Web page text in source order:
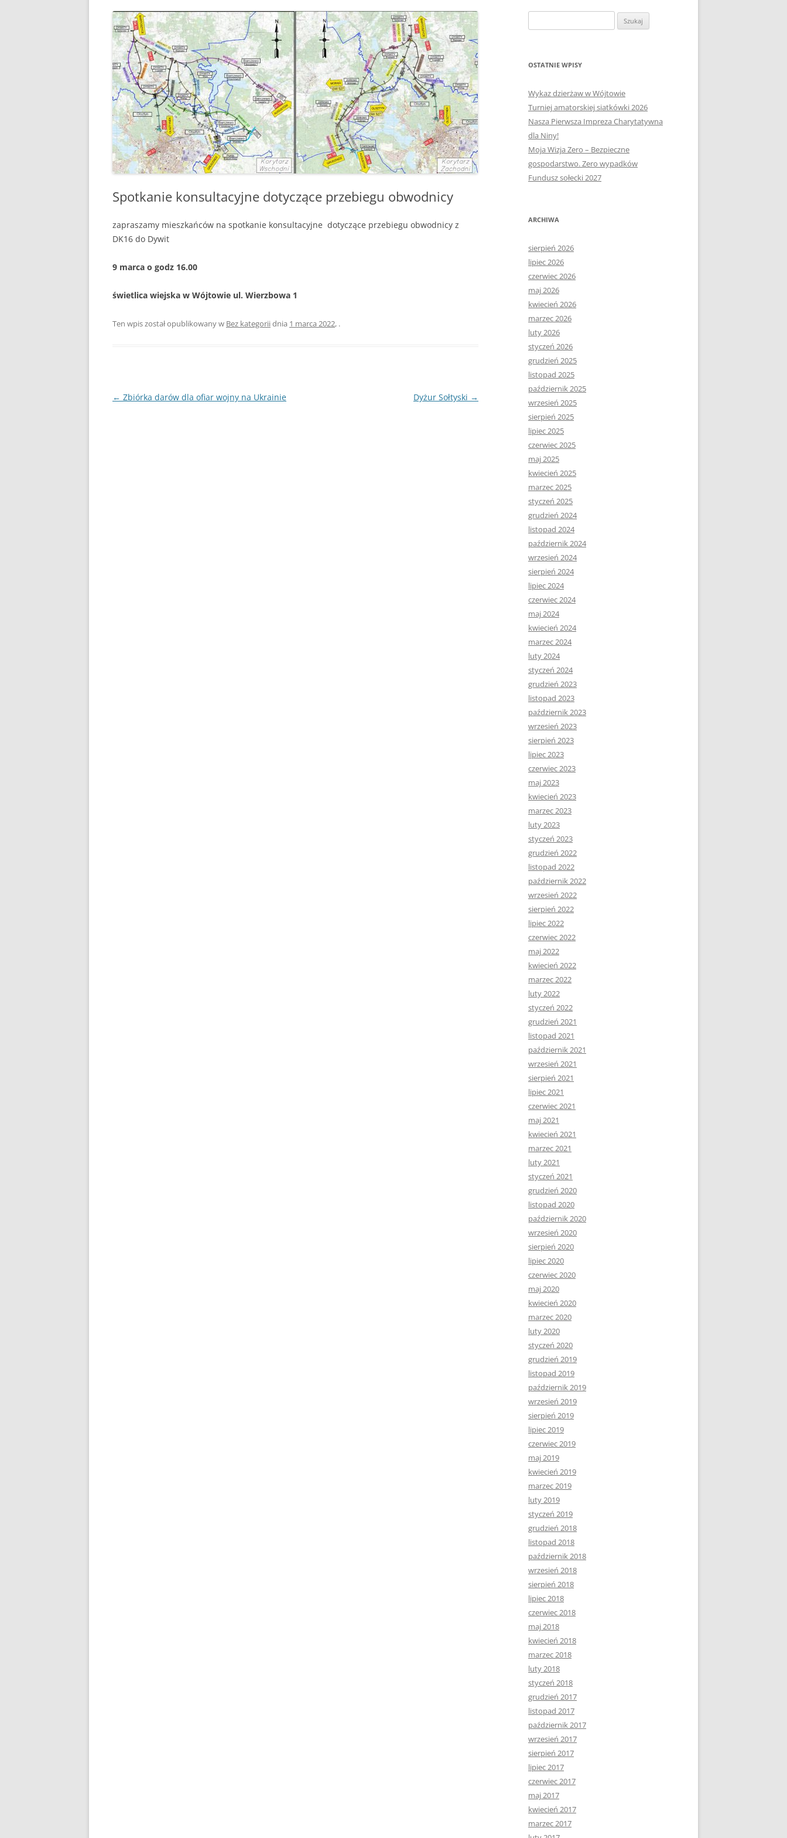
PLAN ODNOWY WÓJTOWA
WYKAZ TELEFONÓW
ZAKŁAD USŁUG KOMUNALNYCH
SCHRONISKO W TOMARYNACH
WÓJTOWIE
WÓJTOWO PO RAZ DRUGI
ODKRYTE
KOŚCIUSZKOWCY Z WÓJTOWA
SIÓDMY ŻOŁNIERZ
…ALE NA GROCHÓWKĘ
POJECHALIŚMY
E-MAPA BARCZEWA
SOŁECTWO NIKIELKOWO
Spotkanie konsultacyjne dotyczące przebiegu obwodnicy
zapraszamy mieszkańców na spotkanie konsultacyjne dotyczące przebiegu obwodnicy z
DK16 do Dywit
9 marca o godz 16.00
świetlica wiejska w Wójtowie ul. Wierzbowa 1
Ten wpis został opublikowany w Bez kategoriidnia 1 marca 2022, .
Nawigacja
← Zbiórka darów dla ofiar wojny na Ukrainie Dyżur Sołtyski →
OSTATNIE WPISY
Wykaz dzierżaw w Wójtowie
Turniej amatorskiej siatkówki 2026
Nasza Pierwsza Impreza Charytatywna
dla Niny!
Moja Wizja Zero – Bezpieczne
gospodarstwo. Zero wypadków
Fundusz sołecki 2027
ARCHIWA
sierpień 2026
lipiec 2026
czerwiec 2026
maj 2026
kwiecień 2026
marzec 2026
luty 2026
styczeń 2026
grudzień 2025
listopad 2025
październik 2025
wrzesień 2025
sierpień 2025
lipiec 2025
czerwiec 2025
maj 2025
kwiecień 2025
marzec 2025
styczeń 2025
grudzień 2024
listopad 2024
październik 2024
wrzesień 2024
sierpień 2024
lipiec 2024
czerwiec 2024
maj 2024
kwiecień 2024
marzec 2024
luty 2024
styczeń 2024
grudzień 2023
listopad 2023
październik 2023
wrzesień 2023
sierpień 2023
lipiec 2023
czerwiec 2023
maj 2023
kwiecień 2023
marzec 2023
luty 2023
styczeń 2023
grudzień 2022
listopad 2022
październik 2022
wrzesień 2022
sierpień 2022
lipiec 2022
czerwiec 2022
maj 2022
kwiecień 2022
marzec 2022
luty 2022
styczeń 2022
grudzień 2021
listopad 2021
październik 2021
wrzesień 2021
sierpień 2021
lipiec 2021
czerwiec 2021
maj 2021
kwiecień 2021
marzec 2021
luty 2021
styczeń 2021
grudzień 2020
listopad 2020
październik 2020
wrzesień 2020
sierpień 2020
lipiec 2020
czerwiec 2020
maj 2020
kwiecień 2020
marzec 2020
luty 2020
styczeń 2020
grudzień 2019
listopad 2019
październik 2019
wrzesień 2019
sierpień 2019
lipiec 2019
czerwiec 2019
maj 2019
kwiecień 2019
marzec 2019
luty 2019
styczeń 2019
grudzień 2018
listopad 2018
październik 2018
wrzesień 2018
sierpień 2018
lipiec 2018
czerwiec 2018
maj 2018
kwiecień 2018
marzec 2018
luty 2018
styczeń 2018
grudzień 2017
listopad 2017
październik 2017
wrzesień 2017
sierpień 2017
lipiec 2017
czerwiec 2017
maj 2017
kwiecień 2017
marzec 2017